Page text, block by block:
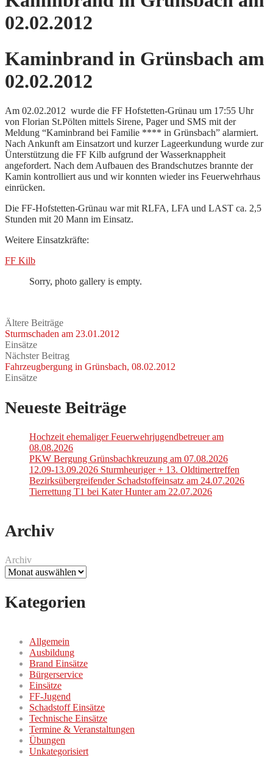
02.02.2012
Kaminbrand in Grünsbach am
02.02.2012
Am 02.02.2012 wurde die FF Hofstetten-Grünau um 17:55 Uhr
von Florian St.Pölten mittels Sirene, Pager und SMS mit der
Meldung “Kaminbrand bei Familie **** in Grünsbach” alarmiert.
Nach Ankunft am Einsatzort und kurzer Lageerkundung wurde zur
Ünterstützung die FF Kilb aufgrund der Wasserknappheit
angefordert. Nach dem Aufbauen des Brandschutzes brannte der
Kamin kontrolliert aus und wir konnten wieder ins Feuerwehrhaus
einrücken.
Die FF-Hofstetten-Grünau war mit RLFA, LFA und LAST ca. 2,5
Stunden mit 20 Mann im Einsatz.
Weitere Einsatzkräfte:
FF Kilb
Sorry, photo gallery is empty.
Ältere Beiträge
Sturmschaden am 23.01.2012
Einsätze
Nächster Beitrag
Fahrzeugbergung in Grünsbach, 08.02.2012
Einsätze
Neueste Beiträge
Hochzeit ehemaliger Feuerwehrjugendbetreuer am
08.08.2026
PKW Bergung Grünsbachkreuzung am 07.08.2026
12.09-13.09.2026 Sturmheuriger + 13. Oldtimertreffen
Bezirksübergreifender Schadstoffeinsatz am 24.07.2026
Tierrettung T1 bei Kater Hunter am 22.07.2026
Archiv
Archiv
Kategorien
Allgemein
Ausbildung
Brand Einsätze
Bürgerservice
Einsätze
FF-Jugend
Schadstoff Einsätze
Technische Einsätze
Termine & Veranstaltungen
Übungen
Unkategorisiert